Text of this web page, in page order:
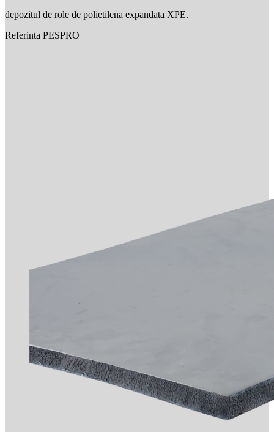
depozitul de role de polietilena expandata XPE.
Referinta PESPRO